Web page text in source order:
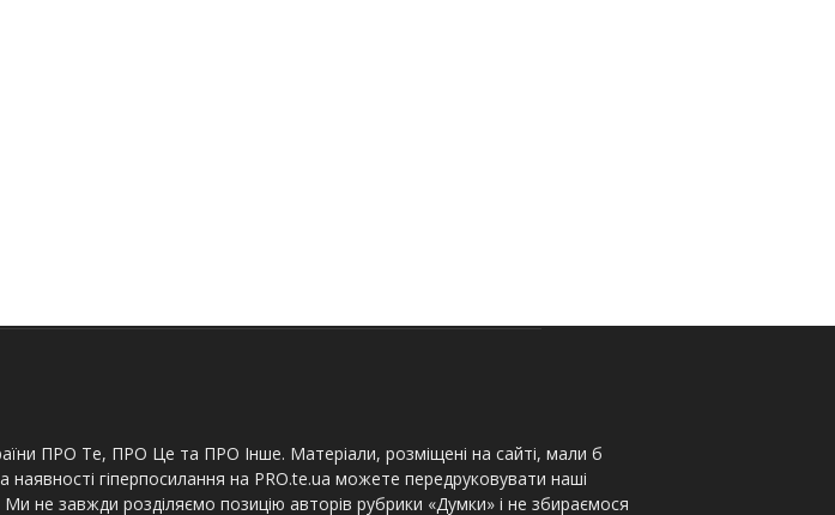
ПРО Те, ПРО Це та ПРО Інше. Матеріали, розміщені на сайті, мали б
гіперпосилання на PRO.te.ua можете передруковувати наші
не завжди розділяємо позицію авторів рубрики «Думки» і не збираємося